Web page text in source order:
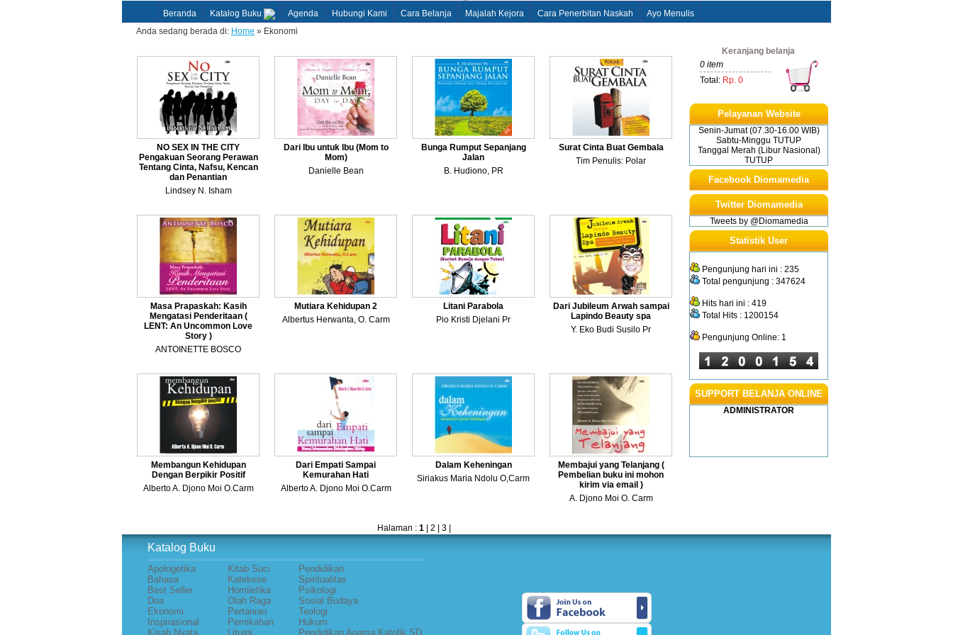
Beranda Katalog Buku Agenda Hubungi Kami Cara Belanja Majalah Kejora Cara Penerbitan Naskah
Ayo Menulis
Anda sedang berada di: Home » Ekonomi
NO SEX IN THE CITY
Pengakuan Seorang Perawan
Tentang Cinta, Nafsu, Kencan
dan Penantian
Lindsey N. Isham
Dari Ibu untuk Ibu (Mom to
Mom)
Danielle Bean
Bunga Rumput Sepanjang
Jalan
B. Hudiono, PR
Surat Cinta Buat Gembala
Tim Penulis: Polar
Masa Prapaskah: Kasih
Mengatasi Penderitaan (
LENT: An Uncommon Love
Story )
ANTOINETTE BOSCO
Mutiara Kehidupan 2
Albertus Herwanta, O. Carm
Litani Parabola
Pio Kristi Djelani Pr
Dari Jubileum Arwah sampai
Lapindo Beauty spa
Y. Eko Budi Susilo Pr
Membangun Kehidupan
Dengan Berpikir Positif
Alberto A. Djono Moi O.Carm
Dari Empati Sampai
Kemurahan Hati
Alberto A. Djono Moi O.Carm
Dalam Keheningan
Siriakus Maria Ndolu O,Carm
Membajui yang Telanjang (
Pembelian buku ini mohon
kirim via email )
A. Djono Moi O. Carm
Halaman : 1 2 3
Keranjang belanja
0 item
Total: Rp. 0
Pelayanan Website
Senin-Jumat (07.30-16.00 WIB)
Sabtu-Minggu TUTUP
Tanggal Merah (Libur Nasional)
TUTUP
Facebook Diomamedia
Twitter Diomamedia
Tweets by @Diomamedia
Statistik User
Pengunjung hari ini : 235
Total pengunjung : 347624
Hits hari ini : 419
Total Hits : 1200154
Pengunjung Online: 1
SUPPORT BELANJA ONLINE
ADMINISTRATOR
Katalog Buku
Apologetika Kitab Suci
Pendidikan
Bahasa
Katekese
Spiritualitas
Best Seller
Homiletika
Psikologi
Doa
Olah Raga
Sosial Budaya
Ekonomi
Pertanian
Teologi
Inspirasional
Pernikahan
Hukum
Kisah Nyata
Liturgi Pendidikan Agama Katolik SD